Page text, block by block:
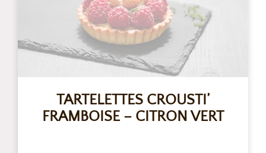
TARTELETTES CROUSTI’
FRAMBOISE – CITRON VERT